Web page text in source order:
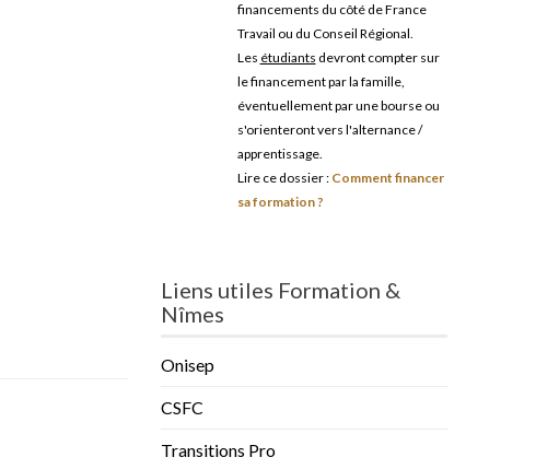
financements du côté de France
Travail ou du Conseil Régional.
Les étudiants devront compter sur
le financement par la famille,
éventuellement par une bourse ou
s'orienteront vers l'alternance /
apprentissage.
Lire ce dossier : Comment financer
sa formation ?
Liens utiles Formation &
Nîmes
Onisep
CSFC
Transitions Pro